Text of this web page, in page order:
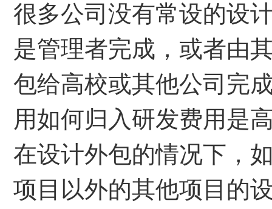
很多公司没有常设的设
是管理者完成，或者由
包给高校或其他公司完
用如何归入研发费用是
在设计外包的情况下，
项目以外的其他项目的